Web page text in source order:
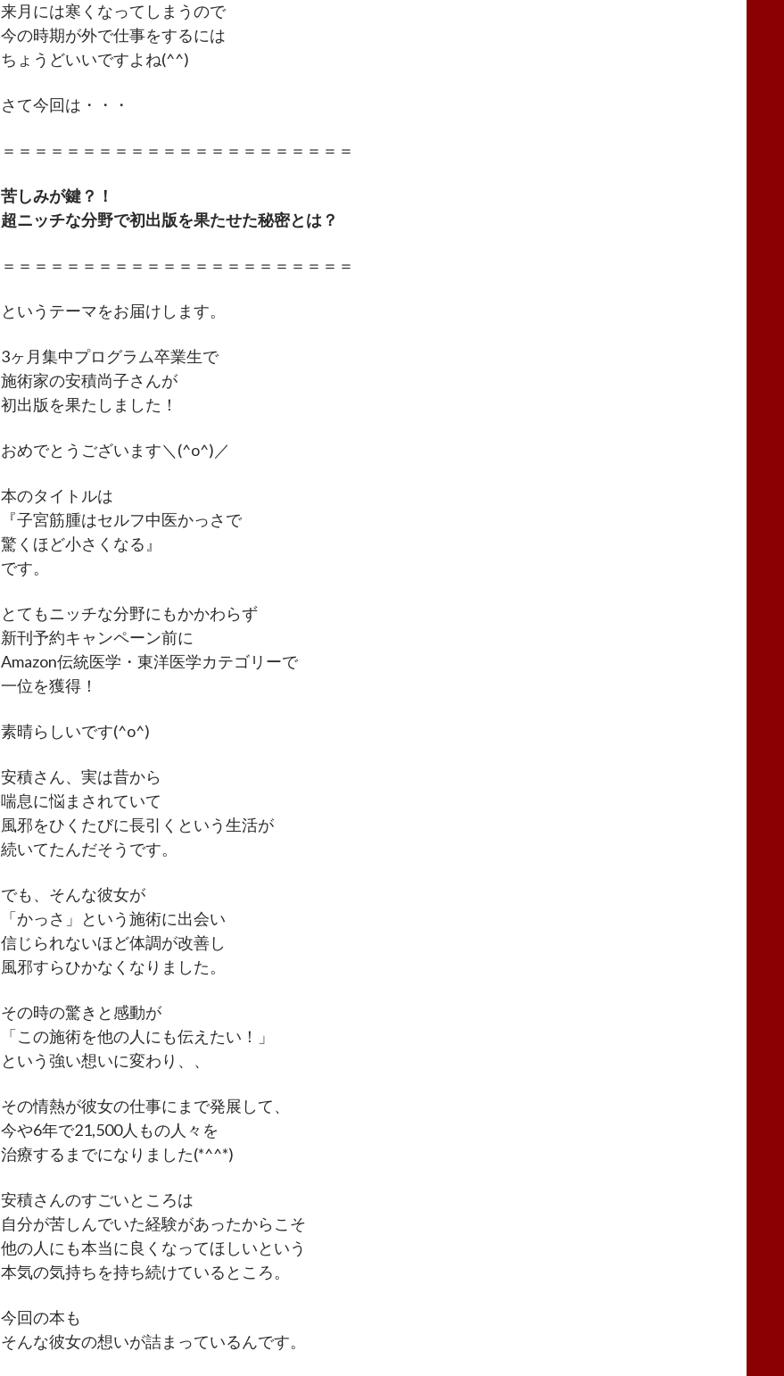
来月には寒くなってしまうので
今の時期が外で仕事をするには
ちょうどいいですよね(^^)
さて今回は・・・
＝＝＝＝＝＝＝＝＝＝＝＝＝＝＝＝＝＝＝＝＝＝
苦しみが鍵？！
超ニッチな分野で初出版を果たせた秘密とは？
＝＝＝＝＝＝＝＝＝＝＝＝＝＝＝＝＝＝＝＝＝＝
というテーマをお届けします。
3ヶ月集中プログラム卒業生で
施術家の安積尚子さんが
初出版を果たしました！
おめでとうございます＼(^o^)／
本のタイトルは
『子宮筋腫はセルフ中医かっさで
驚くほど小さくなる』
です。
とてもニッチな分野にもかかわらず
新刊予約キャンペーン前に
Amazon伝統医学・東洋医学カテゴリーで
一位を獲得！
素晴らしいです(^o^)
安積さん、実は昔から
喘息に悩まされていて
風邪をひくたびに長引くという生活が
続いてたんだそうです。
でも、そんな彼女が
「かっさ」という施術に出会い
信じられないほど体調が改善し
風邪すらひかなくなりました。
その時の驚きと感動が
「この施術を他の人にも伝えたい！」
という強い想いに変わり、、
その情熱が彼女の仕事にまで発展して、
今や6年で21,500人もの人々を
治療するまでになりました(*^^*)
安積さんのすごいところは
自分が苦しんでいた経験があったからこそ
他の人にも本当に良くなってほしいという
本気の気持ちを持ち続けているところ。
今回の本も
そんな彼女の想いが詰まっているんです。